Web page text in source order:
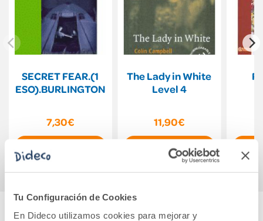
Tu Configuración de Cookies
En Dideco utilizamos cookies para mejorar y
SECRET FEAR.(1
ESO).BURLINGTON
7,30€
The Lady in White
Level 4
11,90€
Comprar